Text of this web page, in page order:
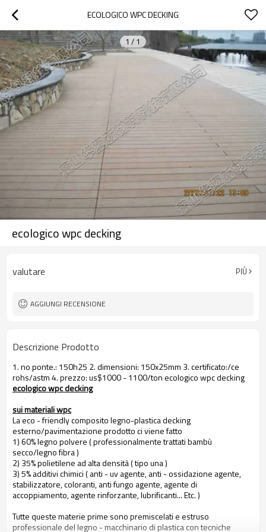
ECOLOGICO WPC DECKING
1 / 1
ecologico wpc decking
valutare PIÙ
AGGIUNGI RECENSIONE
Descrizione Prodotto
1. no ponte.: 150h25 2. dimensioni: 150x25mm 3. certificato:/ce
rohs/astm 4. prezzo: us$1000 - 1100/ton ecologico wpc decking
ecologico wpc decking
sui materiali wpc
La eco - friendly composito legno-plastica decking
esterno/pavimentazione prodotto ci viene fatto
1) 60% legno polvere ( professionalmente trattati bambù
secco/legno fibra )
2) 35% polietilene ad alta densità ( tipo una )
3) 5% additivi chimici ( anti - uv agente, anti - ossidazione agente,
stabilizzatore, coloranti, anti fungo agente, agente di
accoppiamento, agente rinforzante, lubrificanti... Etc. )
Tutte queste materie prime sono premiscelati e estruso
professionale del legno - macchinario di plastica con tecniche